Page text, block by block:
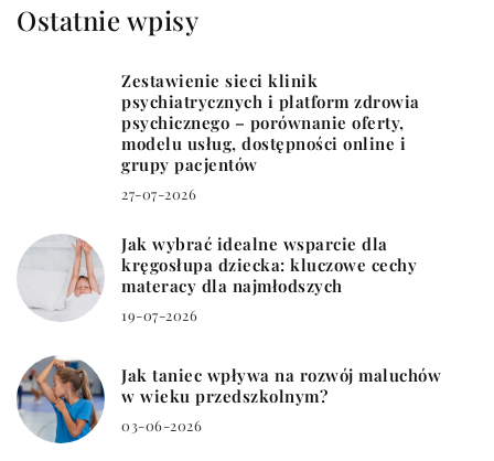
Ostatnie wpisy
Zestawienie sieci klinik
psychiatrycznych i platform zdrowia
psychicznego – porównanie oferty,
modelu usług, dostępności online i
grupy pacjentów
27-07-2026
Jak wybrać idealne wsparcie dla
kręgosłupa dziecka: kluczowe cechy
materacy dla najmłodszych
19-07-2026
Jak taniec wpływa na rozwój maluchów
w wieku przedszkolnym?
03-06-2026